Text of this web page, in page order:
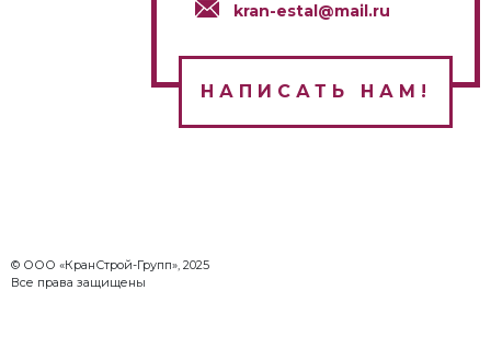
kran-estal@mail.ru
НАПИСАТЬ НАМ!
© ООО «КранСтрой-Групп», 2025
Все права защищены